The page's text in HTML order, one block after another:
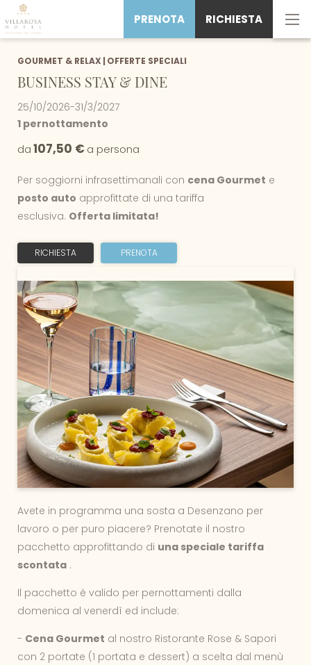
PRENOTA RICHIESTA
GOURMET & RELAX | OFFERTE SPECIALI
BUSINESS STAY & DINE
25/10/2026-31/3/2027
1 pernottamento
da107,50 € a persona
Per soggiorni infrasettimanali con cena Gourmet e
posto auto approfittate di una tariffa
esclusiva. Offerta limitata!
RICHIESTA PRENOTA
Avete in programma una sosta a Desenzano per
lavoro o per puro piacere? Prenotate il nostro
pacchetto approfittando di una speciale tariffa
scontata .
Il pacchetto è valido per pernottamenti dalla
domenica al venerdì ed include:
- Cena Gourmet al nostro Ristorante Rose & Sapori
con 2 portate (1 portata e dessert) a scelta dal menù